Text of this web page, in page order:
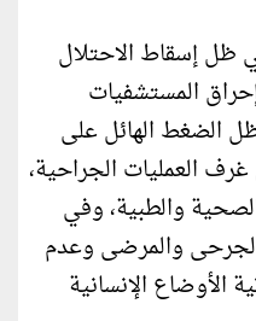
ظل إسقاط الاحتلال
المستشفيات
الضغط الهائل على
العمليات الجراحية،
والطبية، وفي
والمرضى وعدم
الأوضاع الإنسانية